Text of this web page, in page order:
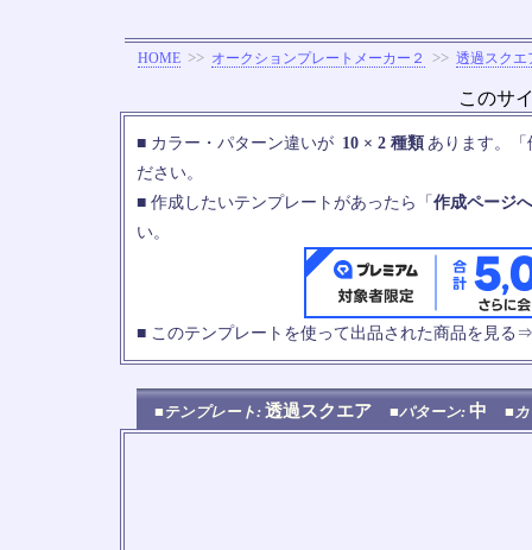
HOME >> オークションプレートメーカー２ >> 透過スクエ
このサ
■ カラー・パターン違いが 10 × 2 種類 あります。
ださい。
■ 作成したいテンプレートがあったら「 作成ページ
い。
■ このテンプレートを使って出品された商品を見る
■テンプレート: 透過スクエア ■パターン: 中 ■